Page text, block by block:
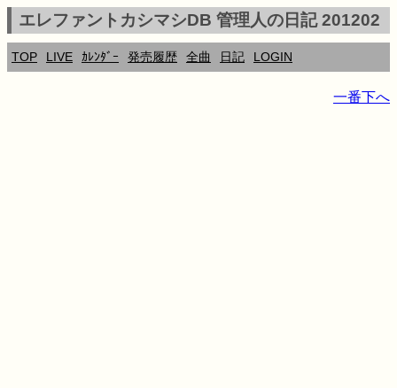
エレファントカシマシDB 管理人の日記 201202
TOP LIVE ｶﾚﾝﾀﾞｰ 発売履歴 全曲 日記 LOGIN
一番下へ